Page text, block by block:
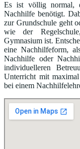
Es ist völlig normal,
Nachhilfe benötigt.
zur Grundschule geht
wie der
Gymnasium ist.
eine Nachhilfeform,
Nachhilfe oder
individuelleren
Unterricht mit
bei einem